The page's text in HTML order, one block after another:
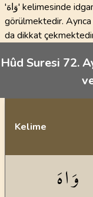
'وَاهَ' kelimesinde idgam durumu, yani iki harfin birleşimi
görülmektedir.
da dikkat
Hûd Suresi 72.
Kelime
وَاهَ